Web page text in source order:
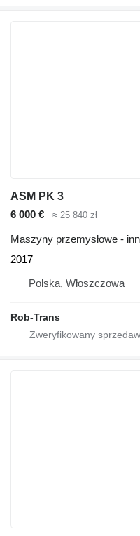
ASM PK 3
6 000 €
≈ 25 840 zł
Maszyny przemysłowe -
2017
Polska, Włoszczowa
Rob-Trans